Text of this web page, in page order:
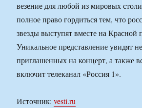
везение для любой из мировых
полное право гордиться тем, что
звезды выступят вместе на Красной
Уникальное представление увидят
приглашенных на концерт, а также
включит телеканал «Россия 1».
Источник:vesti.ru